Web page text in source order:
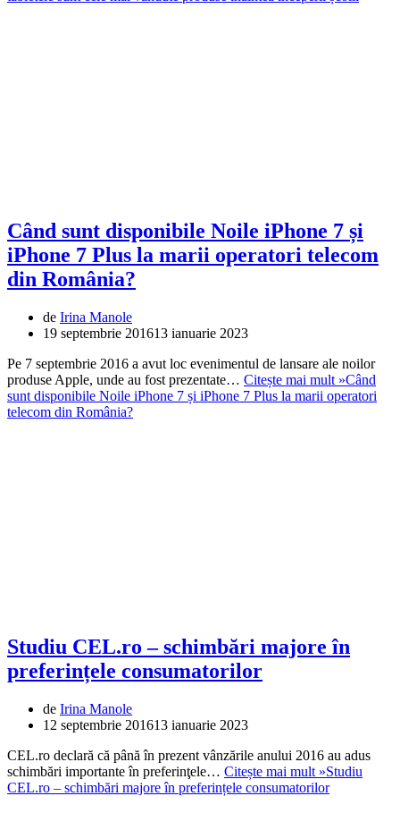
Când sunt disponibile Noile iPhone 7 și
iPhone 7 Plus la marii operatori telecom
din România?
de Irina Manole
19 septembrie 201613 ianuarie 2023
Pe 7 septembrie 2016 a avut loc evenimentul de lansare ale noilor
produse Apple, unde au fost prezentate… Citește mai mult »Când
sunt disponibile Noile iPhone 7 și iPhone 7 Plus la marii operatori
telecom din România?
Studiu CEL.ro – schimbări majore în
preferințele consumatorilor
de Irina Manole
12 septembrie 201613 ianuarie 2023
CEL.ro declară că până în prezent vânzările anului 2016 au adus
schimbări importante în preferinţele… Citește mai mult »Studiu
CEL.ro – schimbări majore în preferințele consumatorilor